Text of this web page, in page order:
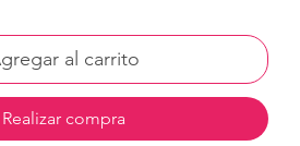
al carrito
Realizar compra